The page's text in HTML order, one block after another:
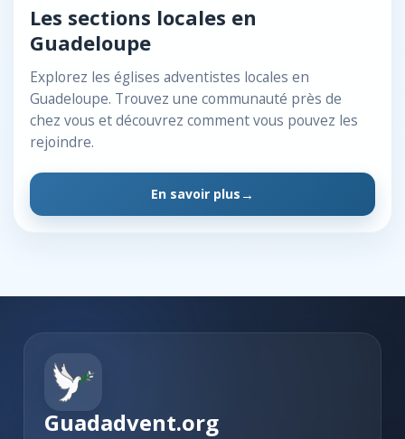
Les sections locales en
Guadeloupe
Explorez les églises adventistes locales en
Guadeloupe. Trouvez une communauté près de
chez vous et découvrez comment vous pouvez les
rejoindre.
En savoir plus
Guadadvent.org